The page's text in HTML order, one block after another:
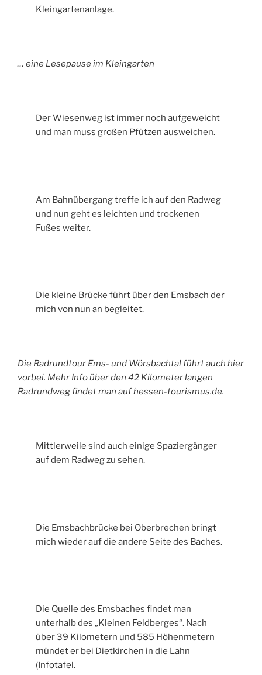
Kleingartenanlage.
… eine Lesepause im Kleingarten
Der Wiesenweg ist immer noch aufgeweicht
und man muss großen Pfützen ausweichen.
Am Bahnübergang treffe ich auf den Radweg
und nun geht es leichten und trockenen
Fußes weiter.
Die kleine Brücke führt über den Emsbach der
mich von nun an begleitet.
Die Radrundtour Ems- und Wörsbachtal führt auch hier
vorbei. Mehr Info über den 42 Kilometer langen
Radrundweg findet man auf hessen-tourismus.de.
Mittlerweile sind auch einige Spaziergänger
auf dem Radweg zu sehen.
Die Emsbachbrücke bei Oberbrechen bringt
mich wieder auf die andere Seite des Baches.
Die Quelle des Emsbaches findet man
unterhalb des „Kleinen Feldberges“. Nach
über 39 Kilometern und 585 Höhenmetern
mündet er bei Dietkirchen in die Lahn
(Infotafel.